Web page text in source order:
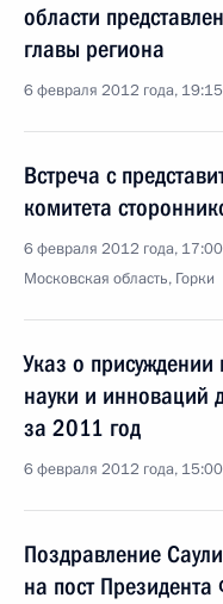
области
главы региона
6 февраля 2012 года, 19:15
Встреча с
комитета
6 февраля 2012 года, 17:00
Московская область, Горки
Указ о
науки и инноваций
за 2011 год
6 февраля 2012 года, 15:00
Поздравление
на пост